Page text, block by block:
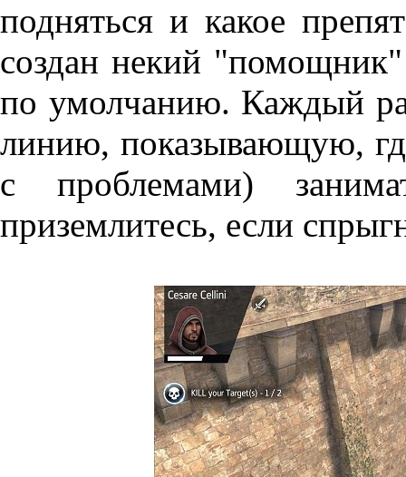
подняться и какое
создан некий
по умолчанию. Каждый
линию, показывающую,
с проблемами)
приземлитесь, если